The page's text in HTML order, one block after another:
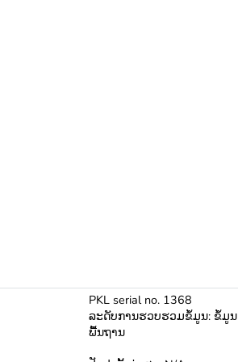
PKL serial no. 1368
ລະດັບການຮວບຮວມຂໍ້ມູນ: ຂໍ້ມູນ
ພື້ນຖານ